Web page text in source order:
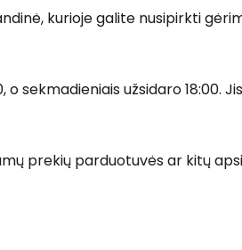
kurioje galite nusipirkti
sekmadieniais užsidaro 18:00.
prekių parduotuvės ar kitų
Tęsti el.